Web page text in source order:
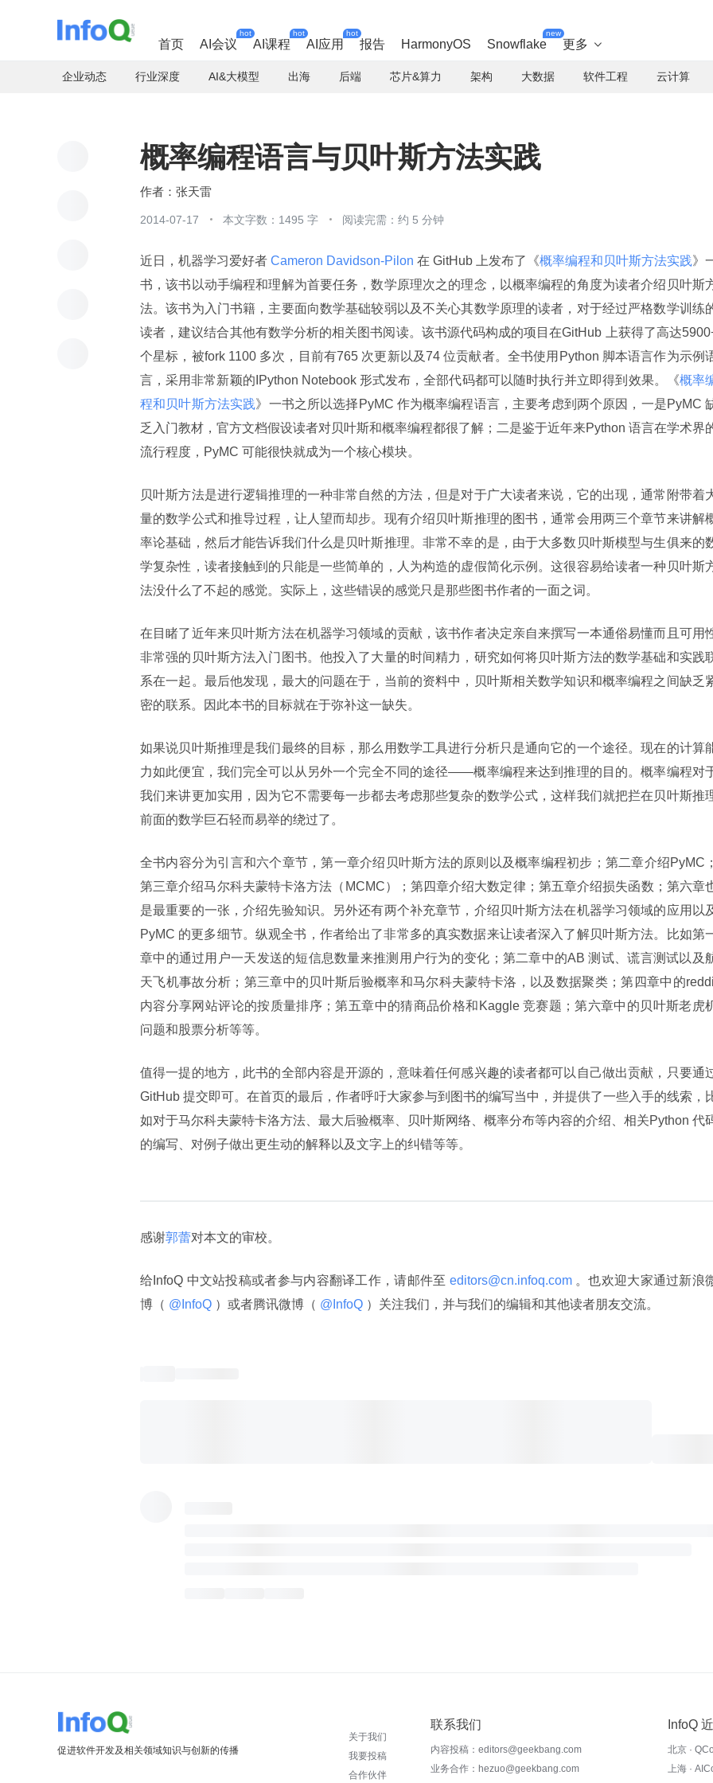
首页 AI会议
hot
AI课程
hot
AI应用
hot
报告 HarmonyOS Snowflake
new
更多 
企业动态 行业深度 AI&大模型 出海 后端 芯片&算力 架构 大数据 软件工程 云计算
概率编程语言与贝叶斯方法实践
张天雷
2014-07-17 本文字数：1495 字 阅读完需：约 5 分钟
近日，机器学习爱好者 Cameron Davidson-Pilon 在 GitHub 上发布了《概率编程和贝叶斯方法实践》
书，该书以动手编程和理解为首要任务，数学原理次之的理念，以概率编程的角度为读者介绍贝叶斯
法。该书为入门书籍，主要面向数学基础较弱以及不关心其数学原理的读者，对于经过严格数学训练
读者，建议结合其他有数学分析的相关图书阅读。该书源代码构成的项目在GitHub 上获得了高达
个星标，被fork 1100 多次，目前有765 次更新以及74 位贡献者。全书使用Python 脚本语言作为示例
言，采用非常新颖的IPython Notebook 形式发布，全部代码都可以随时执行并立即得到效果。《概率
程和贝叶斯方法实践》一书之所以选择PyMC 作为概率编程语言，主要考虑到两个原因，一是PyMC
乏入门教材，官方文档假设读者对贝叶斯和概率编程都很了解；二是鉴于近年来Python 语言在学术界
流行程度，PyMC 可能很快就成为一个核心模块。
贝叶斯方法是进行逻辑推理的一种非常自然的方法，但是对于广大读者来说，它的出现，通常附带着
量的数学公式和推导过程，让人望而却步。现有介绍贝叶斯推理的图书，通常会用两三个章节来讲解
率论基础，然后才能告诉我们什么是贝叶斯推理。非常不幸的是，由于大多数贝叶斯模型与生俱来的
学复杂性，读者接触到的只能是一些简单的，人为构造的虚假简化示例。这很容易给读者一种贝叶斯
法没什么了不起的感觉。实际上，这些错误的感觉只是那些图书作者的一面之词。
在目睹了近年来贝叶斯方法在机器学习领域的贡献，该书作者决定亲自来撰写一本通俗易懂而且可用
非常强的贝叶斯方法入门图书。他投入了大量的时间精力，研究如何将贝叶斯方法的数学基础和实践
系在一起。最后他发现，最大的问题在于，当前的资料中，贝叶斯相关数学知识和概率编程之间缺乏
密的联系。因此本书的目标就在于弥补这一缺失。
如果说贝叶斯推理是我们最终的目标，那么用数学工具进行分析只是通向它的一个途径。现在的计算
力如此便宜，我们完全可以从另外一个完全不同的途径——概率编程来达到推理的目的。概率编程对
我们来讲更加实用，因为它不需要每一步都去考虑那些复杂的数学公式，这样我们就把拦在贝叶斯推
前面的数学巨石轻而易举的绕过了。
全书内容分为引言和六个章节，第一章介绍贝叶斯方法的原则以及概率编程初步；第二章介绍PyMC；
第三章介绍马尔科夫蒙特卡洛方法（MCMC）；第四章介绍大数定律；第五章介绍损失函数；第六章
是最重要的一张，介绍先验知识。另外还有两个补充章节，介绍贝叶斯方法在机器学习领域的应用以
PyMC 的更多细节。纵观全书，作者给出了非常多的真实数据来让读者深入了解贝叶斯方法。比如第
章中的通过用户一天发送的短信息数量来推测用户行为的变化；第二章中的AB 测试、谎言测试以及
天飞机事故分析；第三章中的贝叶斯后验概率和马尔科夫蒙特卡洛，以及数据聚类；第四章中的
内容分享网站评论的按质量排序；第五章中的猜商品价格和Kaggle 竞赛题；第六章中的贝叶斯老虎
问题和股票分析等等。
值得一提的地方，此书的全部内容是开源的，意味着任何感兴趣的读者都可以自己做出贡献，只要通
GitHub 提交即可。在首页的最后，作者呼吁大家参与到图书的编写当中，并提供了一些入手的线索，
如对于马尔科夫蒙特卡洛方法、最大后验概率、贝叶斯网络、概率分布等内容的介绍、相关Python 代
的编写、对例子做出更生动的解释以及文字上的纠错等等。
感谢郭蕾对本文的审校。
给InfoQ 中文站投稿或者参与内容翻译工作，请邮件至 editors@cn.infoq.com 。也欢迎大家通过新浪
博（ @InfoQ ）或者腾讯微博（ @InfoQ ）关注我们，并与我们的编辑和其他读者朋友交流。
促进软件开发及相关领域知识与创新的传播
关于我们
我要投稿
合作伙伴
联系我们
内容投稿：editors@geekbang.com
业务合作：hezuo@geekbang.com
InfoQ
北京 ·
上海 ·